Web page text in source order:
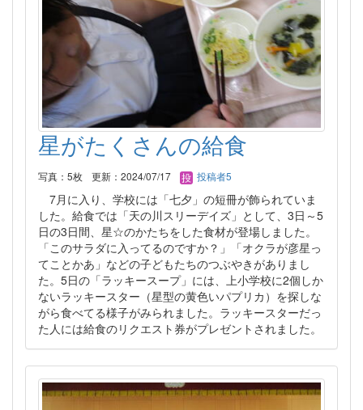
星がたくさんの給食
写真：5枚 更新：2024/07/17 投稿者5
7月に入り、学校には「七夕」の短冊が飾られていま
した。給食では「天の川スリーデイズ」として、3日～5
日の3日間、星☆のかたちをした食材が登場しました。
「このサラダに入ってるのですか？」「オクラが彦星っ
てことかあ」などの子どもたちのつぶやきがありまし
た。5日の「ラッキースープ」には、上小学校に2個しか
ないラッキースター（星型の黄色いパプリカ）を探しな
がら食べてる様子がみられました。ラッキースターだっ
た人には給食のリクエスト券がプレゼントされました。